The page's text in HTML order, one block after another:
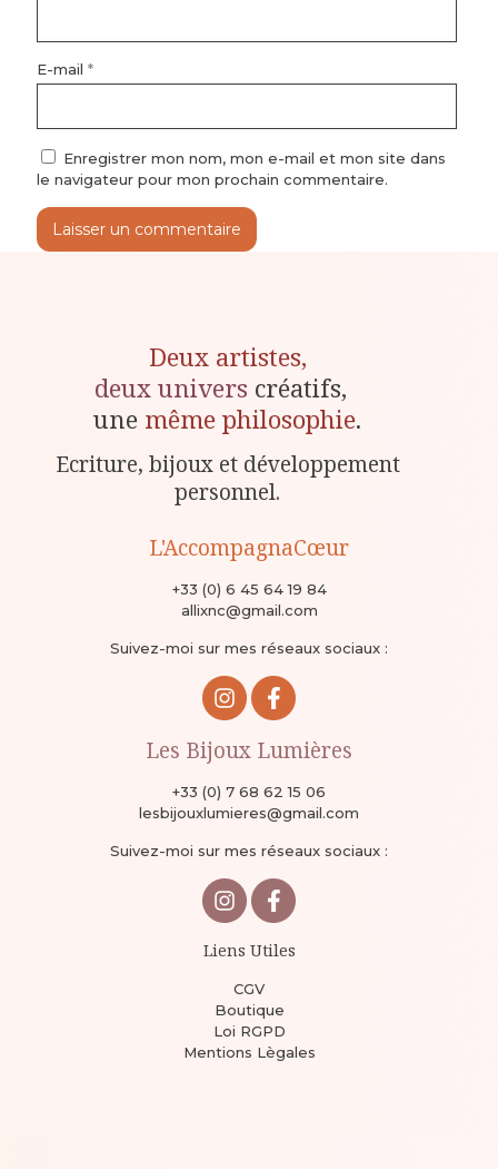
E-mail *
Enregistrer mon nom, mon e-mail et mon site dans
le navigateur pour mon prochain commentaire.
Deux artistes,
deux univers créatifs,
une même philosophie.
Ecriture, bijoux et développement
personnel.
L'AccompagnaCœur
+33 (0) 6 45 64 19 84
allixnc@gmail.com
Suivez-moi sur mes réseaux sociaux :
Les Bijoux Lumières
+33 (0) 7 68 62 15 06
lesbijouxlumieres@gmail.com
Suivez-moi sur mes réseaux sociaux :
Liens Utiles
CGV
Boutique
Loi RGPD
Mentions Lègales